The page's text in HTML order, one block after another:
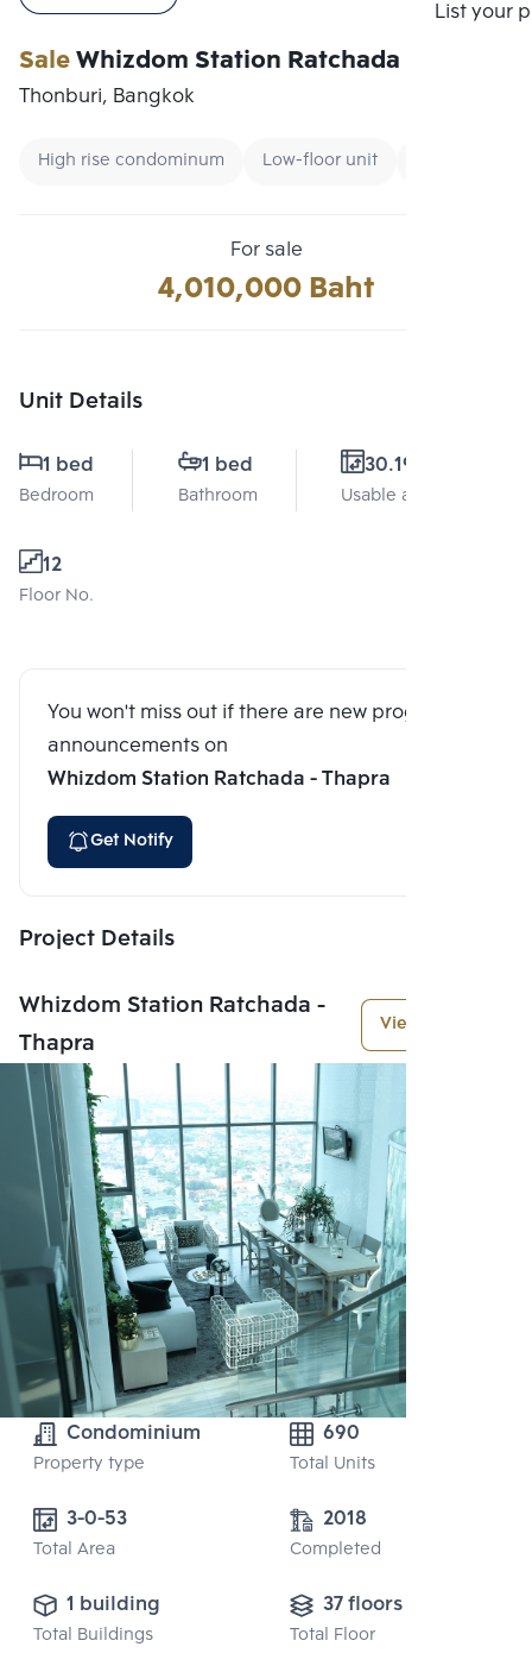
List your
SaleWhizdom Station Ratchada - Thapra
Thonburi, Bangkok
High rise condominum Low-floor unit
For sale
4,010,000 Baht
Unit Details
1 bed
Bedroom
1 bed
Bathroom
30.19 Sq.m.
Usable area
12
Floor No.
You won't miss out if there are new program
announcements on
Whizdom Station Ratchada - Thapra
Get Notify
Project Details
Whizdom Station Ratchada -
Thapra
View More
Condominium
Property type
690
Total Units
Total Area
2018
Completed
1 building
Total Buildings
37 floors
Total Floor